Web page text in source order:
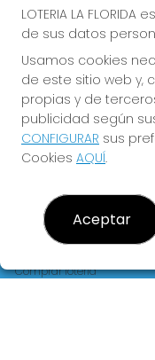
Y
LOTERIA LA FLORIDA
Comprar lotería
LOTERIA LA
de sus datos
Usamos cookies
de este sitio web y,
propias y de
publicidad según
CONFIGURAR sus
Cookies AQUÍ.
Aceptar